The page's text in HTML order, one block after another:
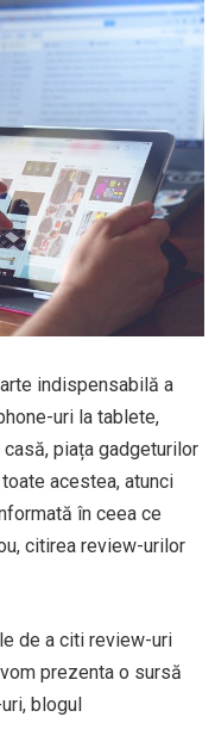
indispensabilă a
uri la tablete,
piața gadgeturilor
acestea, atunci
în ceea ce
citirea review-urilor
de a citi review-uri
prezenta o sursă
blogul